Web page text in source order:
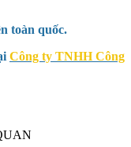
toàn quốc.
Công ty TNHH Công